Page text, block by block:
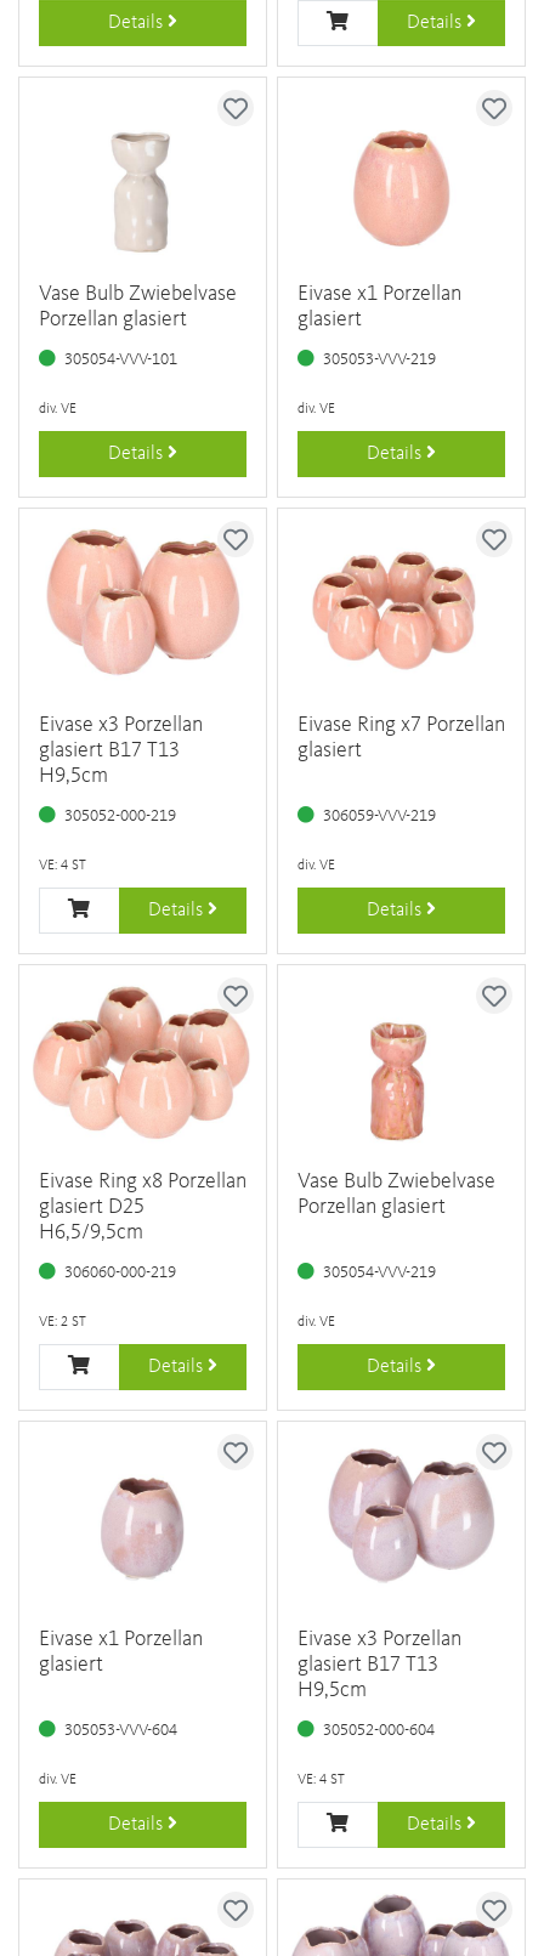
Details Details
Vase Bulb Zwiebelvase
Porzellan glasiert
305054-VVV-101
div. VE
Details
Eivase x1 Porzellan
glasiert
305053-VVV-219
div. VE
Details
Eivase x3 Porzellan
glasiert B17 T13
H9,5cm
305052-000-219
VE: 4 ST
Details
Eivase Ring x7 Porzellan
glasiert
306059-VVV-219
div. VE
Details
Eivase Ring x8 Porzellan
glasiert D25
H6,5/9,5cm
306060-000-219
VE: 2 ST
Details
Vase Bulb Zwiebelvase
Porzellan glasiert
305054-VVV-219
div. VE
Details
Eivase x1 Porzellan
glasiert
305053-VVV-604
div. VE
Details
Eivase x3 Porzellan
glasiert B17 T13
H9,5cm
305052-000-604
VE: 4 ST
Details